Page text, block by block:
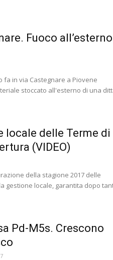
Fuoco all’esterno
in via Castegnare a Piovene
stoccato all'esterno di una
locale delle Terme di
(VIDEO)
della stagione 2017 delle
gestione locale, garantita dopo
Pd-M5s. Crescono